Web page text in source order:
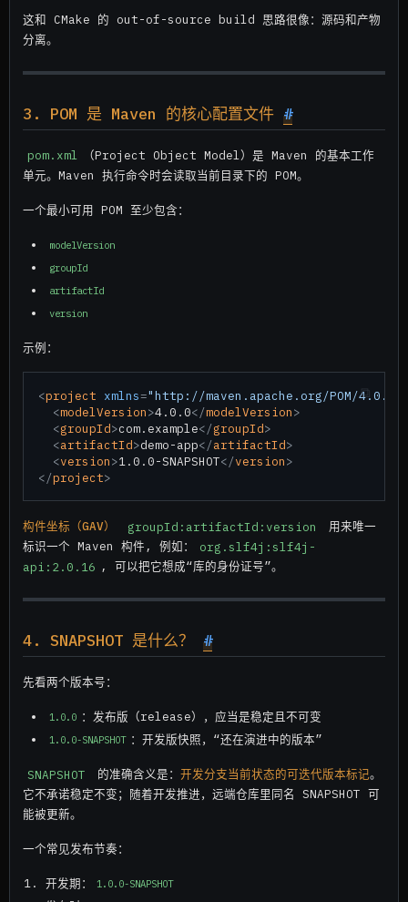
这和 CMake 的 out-of-source build 思路很像：源码和产物
分离。
3. POM 是 Maven 的核心配置文件 #
pom.xml
（Project Object Model）是 Maven 的基本工作
单元。Maven 执行命令时会读取当前目录下的 POM。
一个最小可用 POM 至少包含：
modelVersion
groupId
artifactId
version
示例：
<project xmlns="http://maven.apache.org/POM/4.0.0"
<modelVersion>4.0.0</modelVersion>
<groupId>com.example</groupId>
<artifactId>demo-app</artifactId>
<version>1.0.0-SNAPSHOT</version>
</project>
构件坐标（GAV） groupId:artifactId:version
用来唯一
标识一个 Maven 构件, 例如：
org.slf4j:slf4j-
api:2.0.16 , 可以把它想成“库的身份证号”。
4. SNAPSHOT 是什么？ #
先看两个版本号：
1.0.0 ：发布版（release），应当是稳定且不可变
1.0.0-SNAPSHOT ：开发版快照，“还在演进中的版本”
SNAPSHOT 的准确含义是：开发分支当前状态的可迭代版本标记。
它不承诺稳定不变；随着开发推进，远端仓库里同名 SNAPSHOT 可
能被更新。
一个常见发布节奏：
开发期： 1.0.0-SNAPSHOT